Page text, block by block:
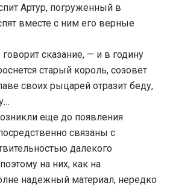
Артур, погруженный в
вместе с ним его верные
говорит сказание, — и в годину
старый король, созовет
своих рыцарей отразит беду,
еще до появления
связаны с
далекого
на них, как на
надежный материал, нередко